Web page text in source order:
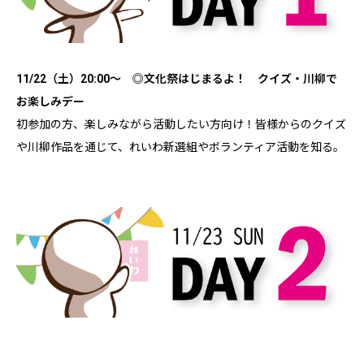
11/22（土）20:00～ ◎文化祭はじまるよ！ クイズ・川柳で
お楽しみデー
初参加の方、楽しみながら活動したい方向け！皆様からのクイズ
や川柳作品を通じて、れいわ新選組やボランティア活動を知る。